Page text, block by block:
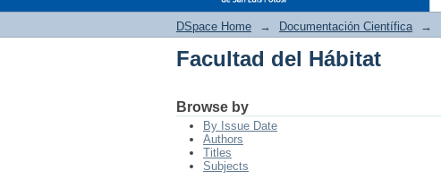
DSpace Home → Documentación Científica →
Facultad del Hábitat
Browse by
By Issue Date
Authors
Titles
Subjects